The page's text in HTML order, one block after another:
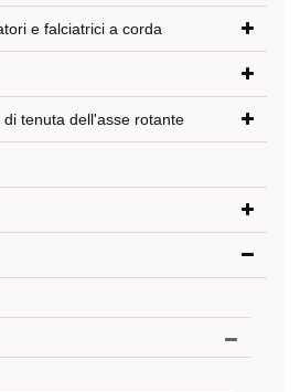
e falciatrici a corda
tenuta dell'asse rotante